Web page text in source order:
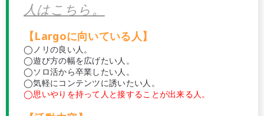
人はこちら。
【Largoに向いている人】
◯ノリの良い人。
◯遊び方の幅を広げたい人。
◯ソロ活から卒業したい人。
◯気軽にコンテンツに誘いたい人。
◯思いやりを持って人と接することが出来る人。